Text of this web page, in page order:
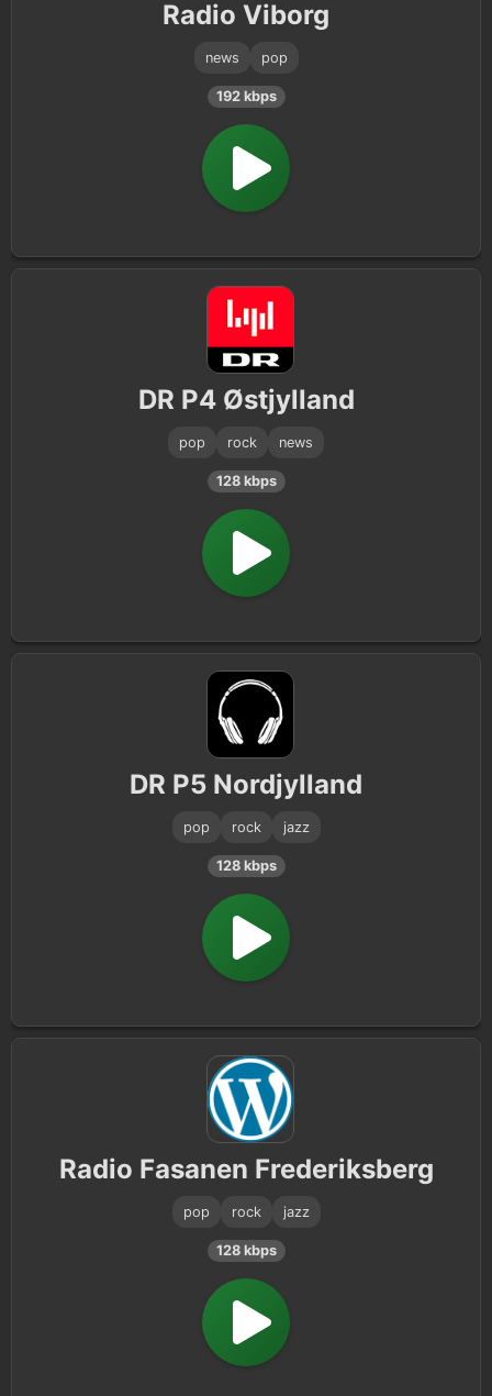
Radio Viborg
news pop
192 kbps
DR P4 Østjylland
pop rock news
128 kbps
DR P5 Nordjylland
pop rock jazz
128 kbps
Radio Fasanen Frederiksberg
pop rock jazz
128 kbps